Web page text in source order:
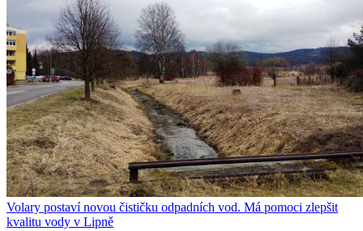
Volary postaví novou čističku odpadních vod. Má pomoci zlepšit
kvalitu vody v Lipně